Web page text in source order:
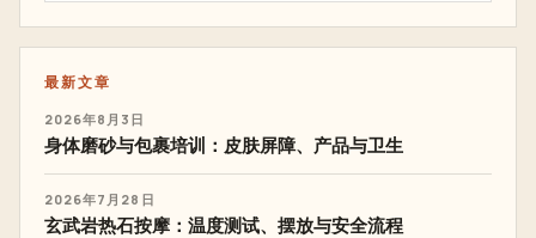
最新文章
2026年8月3日
身体磨砂与包裹培训：皮肤屏障、产品与卫生
2026年7月28日
玄武岩热石按摩：温度测试、摆放与安全流程